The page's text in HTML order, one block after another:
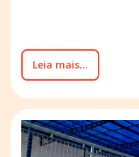
Leia mais...